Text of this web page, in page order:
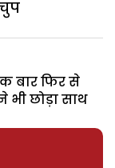
बार फिर से
भी छोड़ा साथ